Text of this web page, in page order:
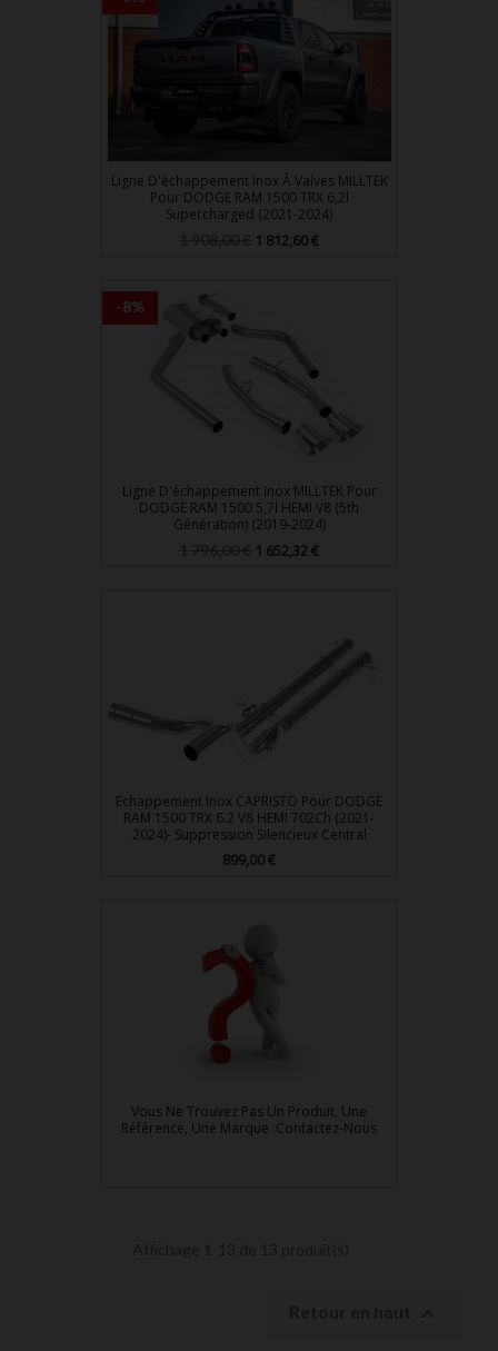
Ligne D'échappement Inox À Valves MILLTEK
Pour DODGE RAM 1500 TRX 6,2l
Supercharged (2021-2024)
Prix
1 812,60 €
Ligne D'échappement Inox MILLTEK Pour
DODGE RAM 1500 5,7l HEMI V8 (5th
Génération) (2019-2024)
Prix
1 652,32 €
-8%
Echappement Inox CAPRISTO Pour DODGE
RAM 1500 TRX 6.2 V8 HEMI 702Ch (2021-
2024)- Suppression Silencieux Central
Prix
899,00 €
Vous Ne Trouvez Pas Un Produit, Une
Référence, Une Marque :Contactez-Nous